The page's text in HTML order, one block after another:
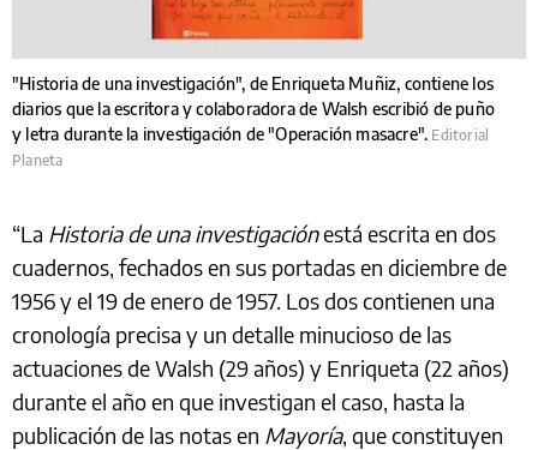
"Historia de una investigación", de Enriqueta Muñiz, contiene los
diarios que la escritora y colaboradora de Walsh escribió de puño
y letra durante la investigación de "Operación masacre". Editorial
Planeta
“La Historia de una investigaciónestá escrita en dos
cuadernos, fechados en sus portadas en diciembre de
1956 y el 19 de enero de 1957. Los dos contienen una
cronología precisa y un detalle minucioso de las
actuaciones de Walsh (29 años) y Enriqueta (22 años)
durante el año en que investigan el caso, hasta la
publicación de las notas en Mayoría, que constituyen